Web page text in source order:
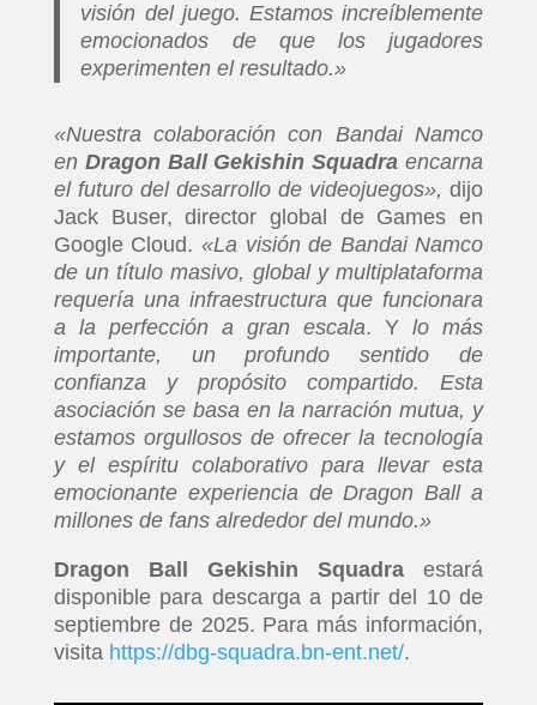
INICIO
visión del juego. Estamos increíblemente
emocionados de que los jugadores
experimenten el resultado.»
«Nuestra colaboración con Bandai Namco
en Dragon Ball Gekishin Squadra encarna
el futuro del desarrollo de videojuegos», dijo
Jack Buser, director global de Games en
Google Cloud. «La visión de Bandai Namco
de un título masivo, global y multiplataforma
requería una infraestructura que funcionara
a la perfección a gran escala. Y lo más
importante, un profundo sentido de
confianza y propósito compartido. Esta
asociación se basa en la narración mutua, y
estamos orgullosos de ofrecer la tecnología
y el espíritu colaborativo para llevar esta
emocionante experiencia de Dragon Ball a
millones de fans alrededor del mundo.»
Dragon Ball Gekishin Squadra estará
disponible para descarga a partir del 10 de
septiembre de 2025. Para más información,
visita https://dbg-squadra.bn-ent.net/.